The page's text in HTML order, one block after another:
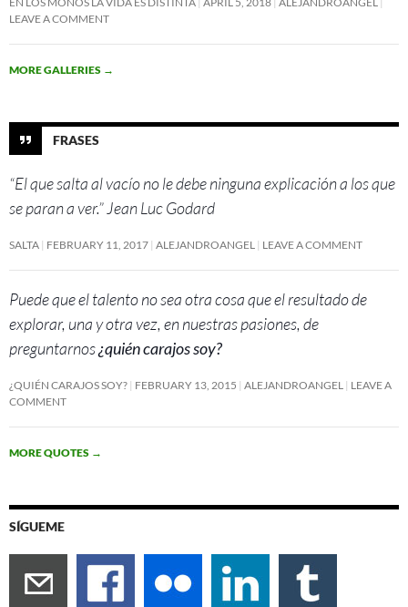
LEAVE A COMMENT
MORE GALLERIES →
FRASES
“El que salta al vacío no le debe ninguna explicación a los que
se paran a ver.” Jean Luc Godard
SALTA FEBRUARY 11, 2017 ALEJANDROANGEL LEAVE A COMMENT
Puede que el talento no sea otra cosa que el resultado de
explorar, una y otra vez, en nuestras pasiones, de
preguntarnos¿quién carajos soy?
¿QUIÉN CARAJOS SOY? FEBRUARY 13, 2015 ALEJANDROANGEL
LEAVE A
COMMENT
MORE QUOTES →
SÍGUEME